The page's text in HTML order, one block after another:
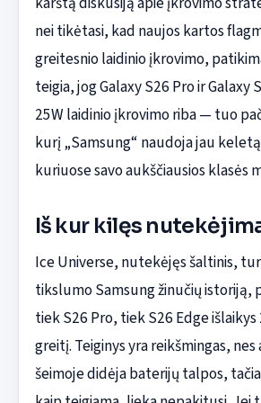
nei tikėtasi, kad naujos kartos
greitesnio laidinio įkrovimo,
teigia, jog Galaxy S26 Pro ir Galaxy
25W laidinio įkrovimo riba — tuo
kurį „Samsung“ naudoja jau
kuriuose savo aukščiausios klasės
Iš kur kilęs
Ice Universe, nutekėjęs šaltinis,
tikslumo Samsung žinučių istoriją,
tiek S26 Pro, tiek S26 Edge išlaikys
greitį. Teiginys yra reikšmingas,
šeimoje didėja baterijų talpos,